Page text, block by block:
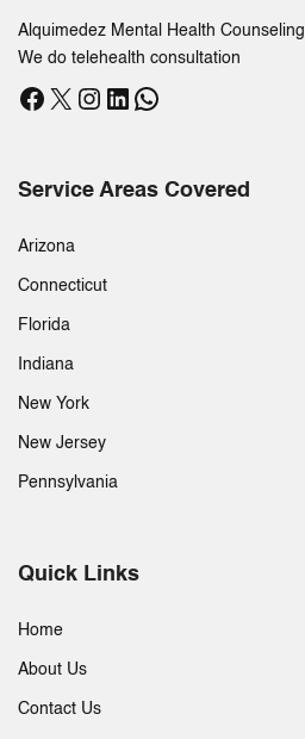
Alquimedez Mental Health Counseling
We do telehealth consultation
Facebook
X Instagram
LinkedIn
WhatsApp
Service Areas Covered
Arizona
Connecticut
Florida
Indiana
New York
New Jersey
Pennsylvania
Quick Links
Home
About Us
Contact Us